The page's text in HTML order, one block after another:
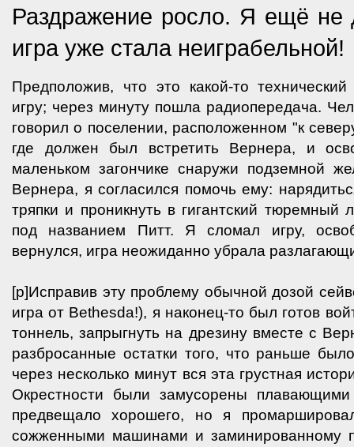
Раздражение росло. Я ещё не
игра уже стала неиграбельной!
Предположив, что это какой-то
игру; через минуту пошла радиопередача.
говорил о поселении, расположенном "к
где должен был встретить Вернера, и
маленьком загончике снаружи подземной
Вернера, я согласился помочь ему:
тряпки и проникнуть в гигантский тюремный
под названием Питт. Я сломал игру,
вернулся, игра неожиданно убрала
[p]Исправив эту проблему обычной дозой
игра от Bethesda!), я наконец-то был готов
тоннель, запрыгнуть на дрезину вместе с
разбросанные остатки того, что раньше
через несколько минут вся эта грустная
Окрестности были замусорены
предвещало хорошего, но я
сожженными машинами и заминированному